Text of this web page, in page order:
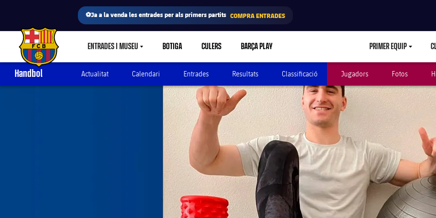
⚽Ja a la venda les entrades per als primers partits COMPRA ENTRADES
FC Barcelona club badge ENTRADES I MUSEULABEL.SHARE.CARETDOWN
BOTIGA CULERS BARÇA PLAY PRIMER EQUIP
Handbol Actualitat Calendari Entrades Resultats Classificació Jugadors Fotos